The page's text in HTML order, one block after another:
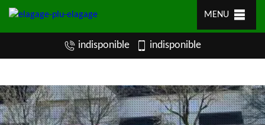
MENU
indisponible indisponible